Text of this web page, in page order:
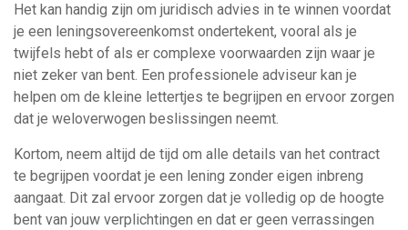
Het kan handig zijn om juridisch advies in te winnen voordat
je een leningsovereenkomst ondertekent, vooral als je
twijfels hebt of als er complexe voorwaarden zijn waar je
niet zeker van bent. Een professionele adviseur kan je
helpen om de kleine lettertjes te begrijpen en ervoor zorgen
dat je weloverwogen beslissingen neemt.
Kortom, neem altijd de tijd om alle details van het contract
te begrijpen voordat je een lening zonder eigen inbreng
aangaat. Dit zal ervoor zorgen dat je volledig op de hoogte
bent van jouw verplichtingen en dat er geen verrassingen